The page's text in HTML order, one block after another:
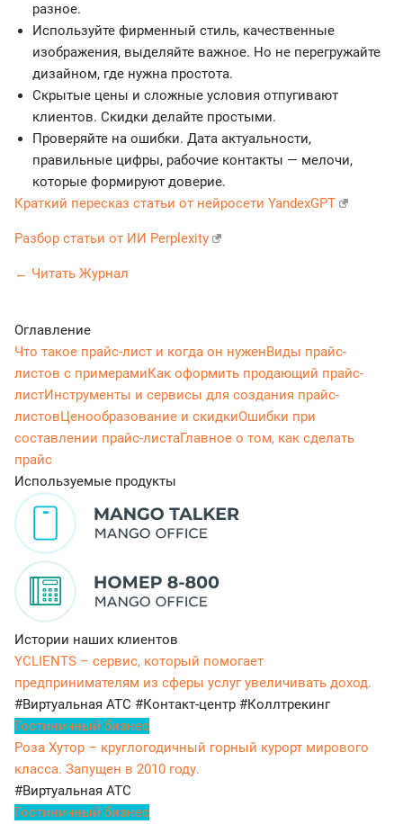
разное.
Используйте фирменный стиль, качественные
изображения, выделяйте важное. Но не перегружайте
дизайном, где нужна простота.
Скрытые цены и сложные условия отпугивают
клиентов. Скидки делайте простыми.
Проверяйте на ошибки. Дата актуальности,
правильные цифры, рабочие контакты — мелочи,
которые формируют доверие.
Краткий пересказ статьи от нейросети YandexGPT
Разбор статьи от ИИ Perplexity
← Читать Журнал
Оглавление
Что такое прайс-лист и когда он нуженВиды прайс-
листов с примерамиКак оформить продающий прайс-
листИнструменты и сервисы для создания прайс-
листовЦенообразование и скидкиОшибки при
составлении прайс-листаГлавное о том, как сделать
прайс
Используемые продукты
Истории наших клиентов
YCLIENTS – сервис, который помогает
предпринимателям из сферы услуг увеличивать доход.
#Виртуальная АТС #Контакт-центр #Коллтрекинг
Гостиничный бизнес
Роза Хутор – круглогодичный горный курорт мирового
класса. Запущен в 2010 году.
#Виртуальная АТС
Гостиничный бизнес